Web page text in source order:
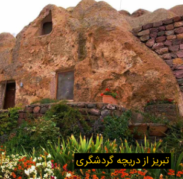
تبریز از دریچه گردشگری